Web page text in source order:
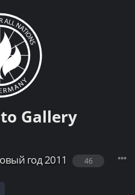
Gallery
год 2011 46